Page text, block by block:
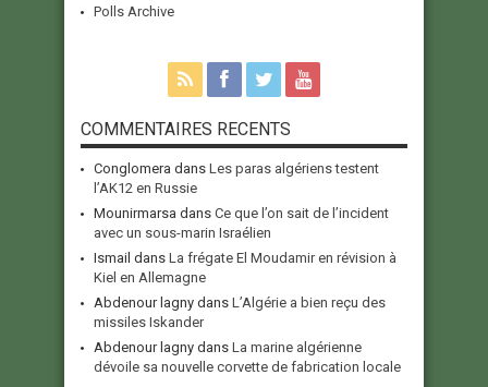
Polls Archive
COMMENTAIRES RECENTS
Conglomera dans Les paras algériens testent
l’AK12 en Russie
Mounirmarsa dans Ce que l’on sait de l’incident
avec un sous-marin Israélien
Ismail dans La frégate El Moudamir en révision à
Kiel en Allemagne
Abdenour lagny dans L’Algérie a bien reçu des
missiles Iskander
Abdenour lagny dans La marine algérienne
dévoile sa nouvelle corvette de fabrication locale